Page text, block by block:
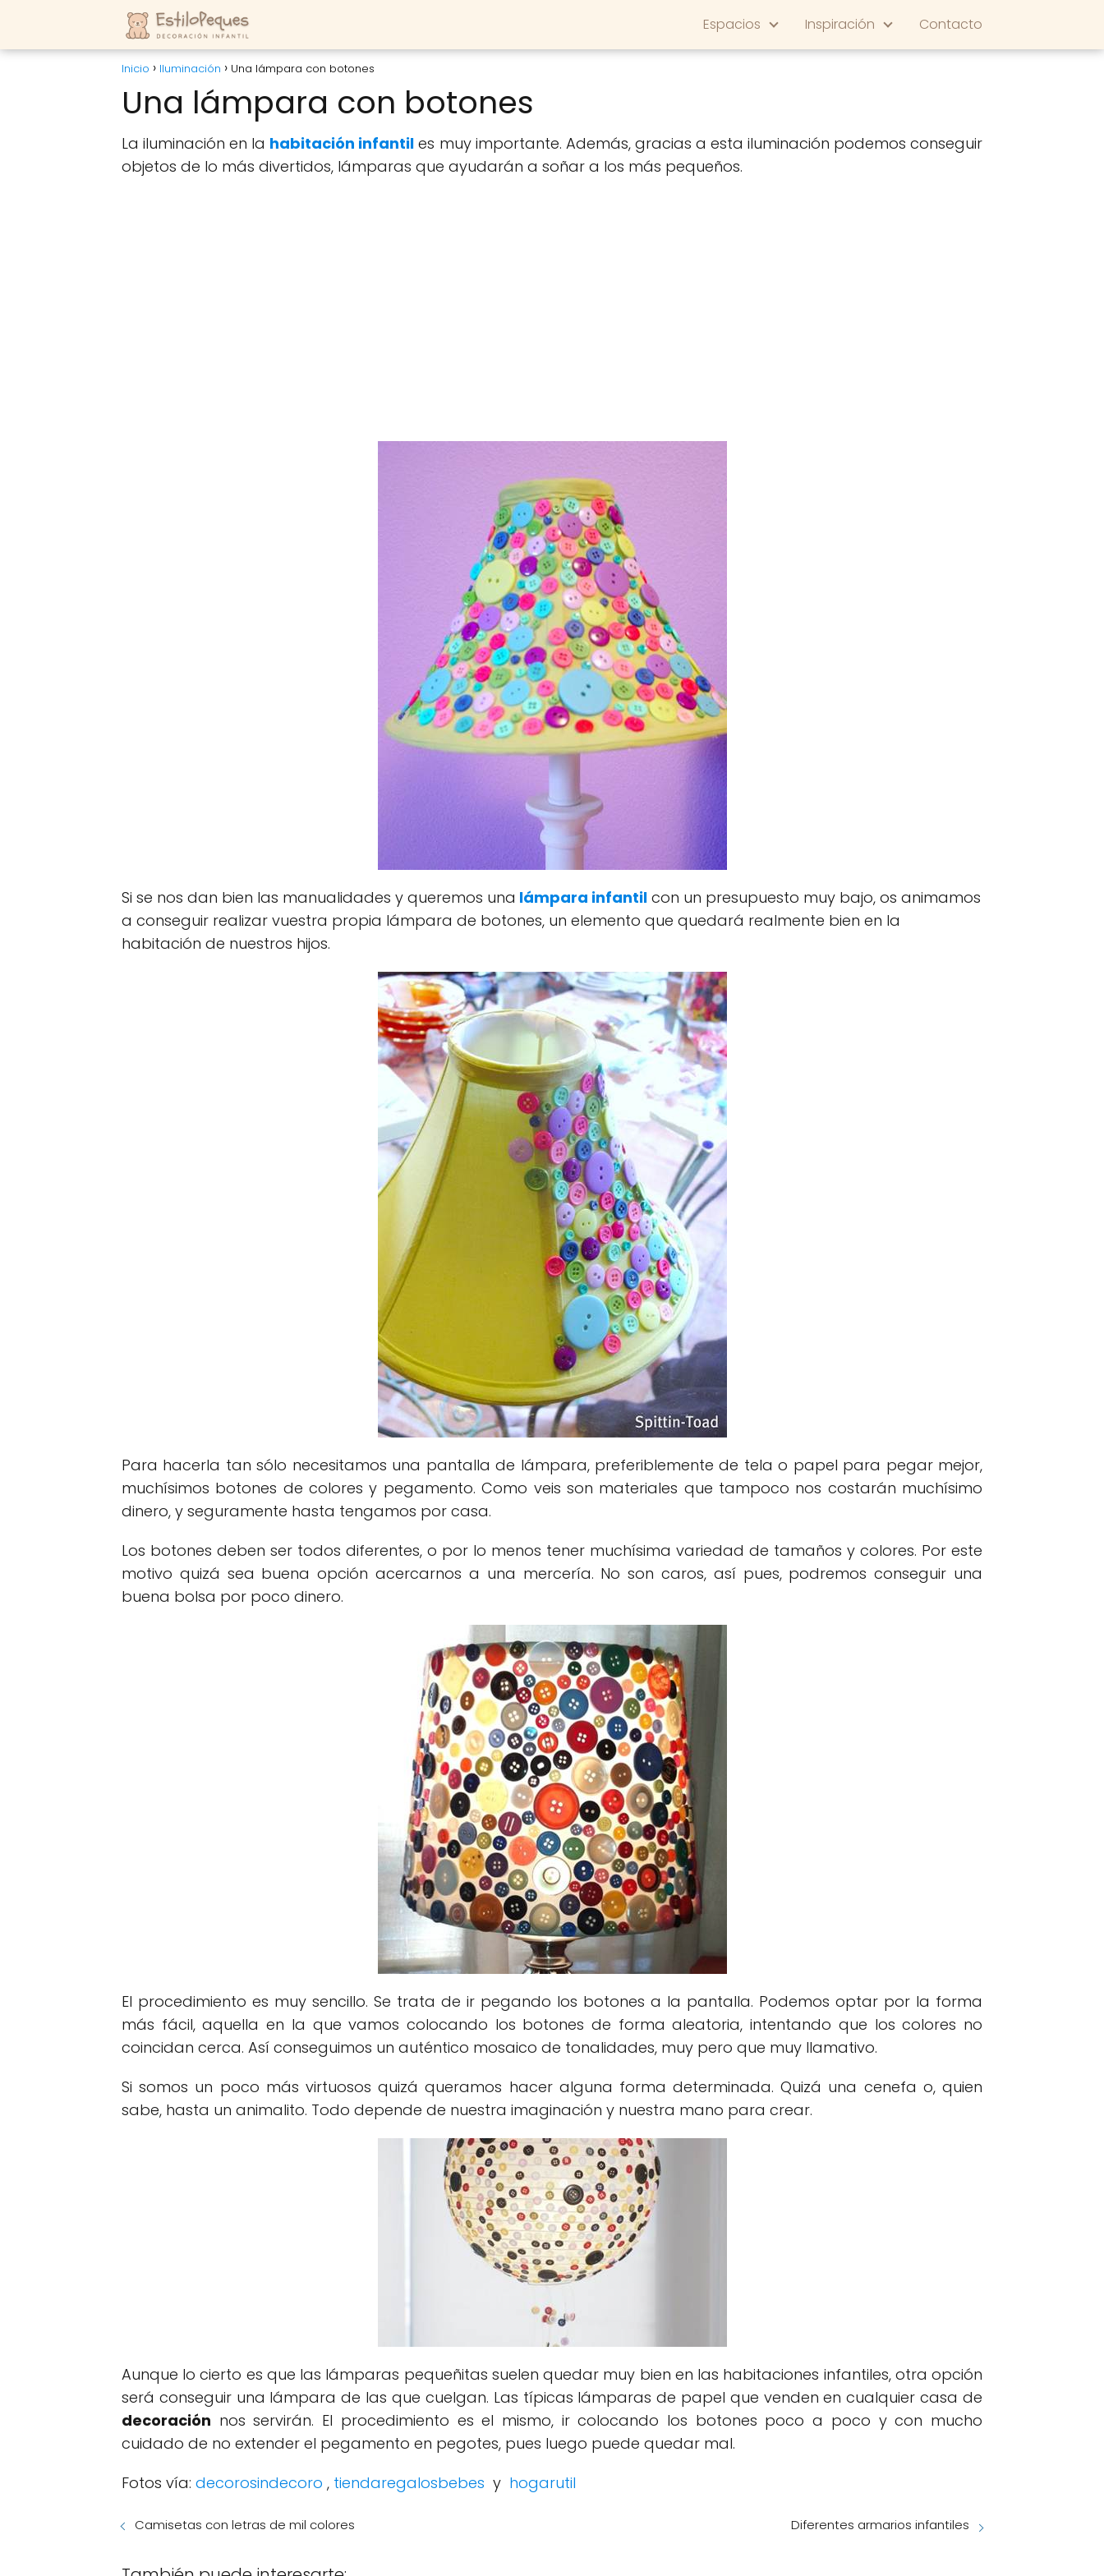
Espacios Inspiración Contacto
Inicio Iluminación Una lámpara con botones
Una lámpara con botones
La iluminación en la habitación infantil es muy importante. Además, gracias a esta iluminación podemos conseguir
objetos de lo más divertidos, lámparas que ayudarán a soñar a los más pequeños.
Si se nos dan bien las manualidades y queremos una lámpara infantil con un presupuesto muy bajo, os animamos
a conseguir realizar vuestra propia lámpara de botones, un elemento que quedará realmente bien en la
habitación de nuestros hijos.
Para hacerla tan sólo necesitamos una pantalla de lámpara, preferiblemente de tela o papel para pegar mejor,
muchísimos botones de colores y pegamento. Como veis son materiales que tampoco nos costarán muchísimo
dinero, y seguramente hasta tengamos por casa.
Los botones deben ser todos diferentes, o por lo menos tener muchísima variedad de tamaños y colores. Por este
motivo quizá sea buena opción acercarnos a una mercería. No son caros, así pues, podremos conseguir una
buena bolsa por poco dinero.
El procedimiento es muy sencillo. Se trata de ir pegando los botones a la pantalla. Podemos optar por la forma
más fácil, aquella en la que vamos colocando los botones de forma aleatoria, intentando que los colores no
coincidan cerca. Así conseguimos un auténtico mosaico de tonalidades, muy pero que muy llamativo.
Si somos un poco más virtuosos quizá queramos hacer alguna forma determinada. Quizá una cenefa o, quien
sabe, hasta un animalito. Todo depende de nuestra imaginación y nuestra mano para crear.
Aunque lo cierto es que las lámparas pequeñitas suelen quedar muy bien en las habitaciones infantiles, otra opción
será conseguir una lámpara de las que cuelgan. Las típicas lámparas de papel que venden en cualquier casa de
decoración nos servirán. El procedimiento es el mismo, ir colocando los botones poco a poco y con mucho
cuidado de no extender el pegamento en pegotes, pues luego puede quedar mal.
Fotos vía: decorosindecoro , tiendaregalosbebes y hogarutil
Camisetas con letras de mil colores Diferentes armarios infantiles